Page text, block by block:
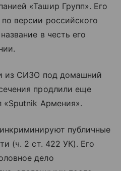
«Ташир Групп». Его
версии российского
в честь его
из СИЗО под домашний
продлили еще
«Sputnik Армения».
публичные
(ч. 2 ст. 422 УК). Его
дело